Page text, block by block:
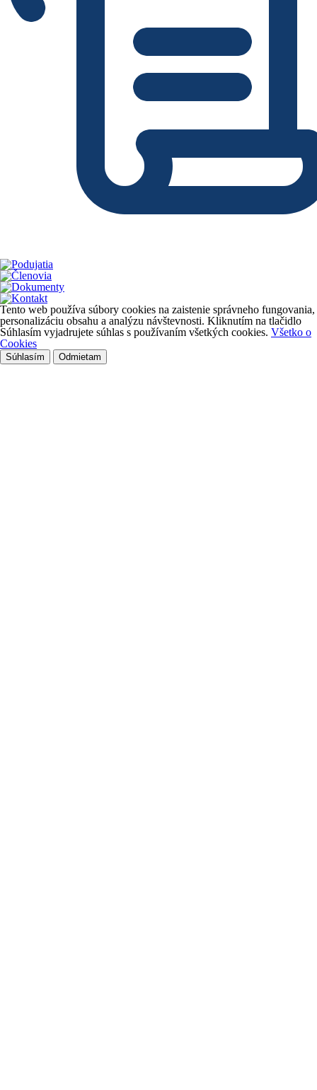
Tento web používa súbory cookies na zaistenie správneho fungovania,
personalizáciu obsahu a analýzu návštevnosti. Kliknutím na tlačidlo
Súhlasím vyjadrujete súhlas s používaním všetkých cookies. Všetko o
Cookies
Súhlasím Odmietam